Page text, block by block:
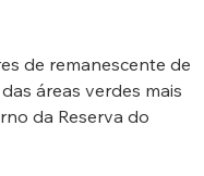
de remanescente de
áreas verdes mais
da Reserva do